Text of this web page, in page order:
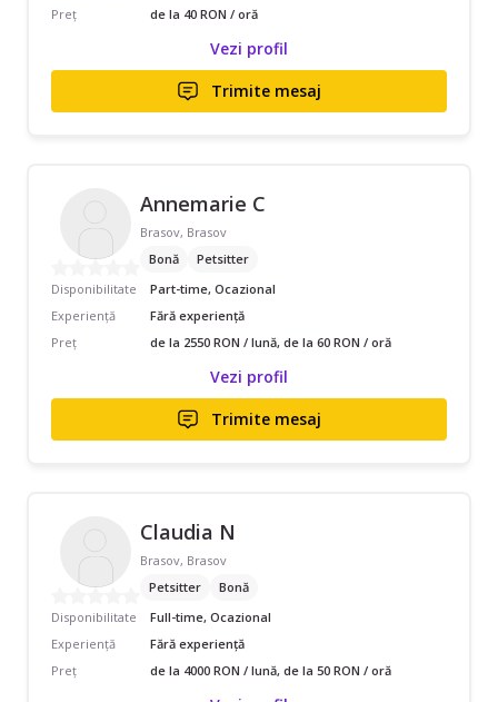
Preț
de la 40 RON / oră
Vezi profil
Trimite mesaj
Annemarie C
Brasov, Brasov
Bonă
Petsitter
Disponibilitate
Part-time, Ocazional
Experiență
Fără experiență
Preț
de la 2550 RON / lună, de la 60 RON / oră
Vezi profil
Trimite mesaj
Claudia N
Brasov, Brasov
Petsitter
Bonă
Disponibilitate
Full-time, Ocazional
Experiență
Fără experiență
Preț
de la 4000 RON / lună, de la 50 RON / oră